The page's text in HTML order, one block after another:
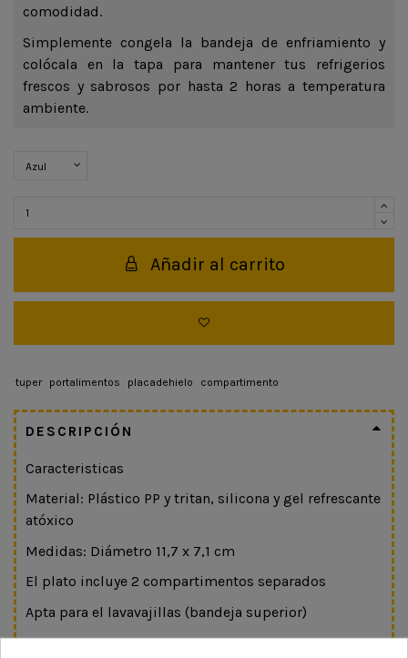
comodidad.
Simplemente congela la bandeja de enfriamiento y
colócala en la tapa para mantener tus refrigerios
frescos y sabrosos por hasta 2 horas a temperatura
ambiente.
Añadir al carrito
tuper portalimentos placadehielo compartimento
DESCRIPCIÓN
Caracteristicas
Material: Plástico PP y tritan, silicona y gel refrescante
atóxico
Medidas: Diámetro 11,7 x 7,1 cm
El plato incluye 2 compartimentos separados
Apta para el lavavajillas (bandeja superior)
Resistente